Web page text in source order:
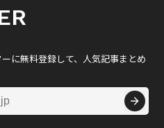
に無料登録して、人気記事まとめ